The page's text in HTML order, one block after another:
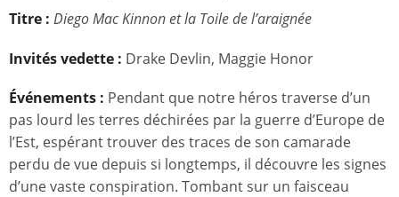
Titre : Diego Mac Kinnon et la Toile de l’araignée
Invités vedette : Drake Devlin, Maggie Honor
Événements : Pendant que notre héros traverse d’un
pas lourd les terres déchirées par la guerre d’Europe de
l’Est, espérant trouver des traces de son camarade
perdu de vue depuis si longtemps, il découvre les signes
d’une vaste conspiration. Tombant sur un faisceau